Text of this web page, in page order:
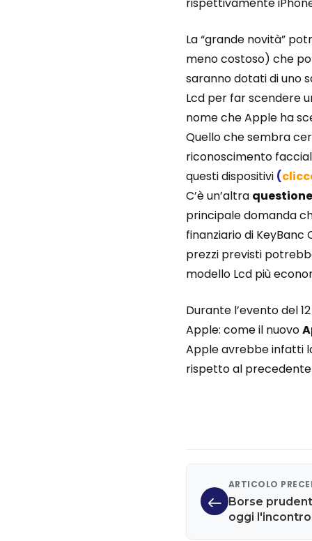
La “grande novità”
meno costoso) che
saranno dotati di uno
Lcd per far scendere
nome che Apple ha
Quello che sembra
riconoscimento
questi dispositivi (
C’è un’altra
principale domanda
finanziario di
prezzi previsti
modello Lcd più
Durante l’evento del
Apple: come il nuovo
Apple avrebbe infatti
rispetto al precedente
ARTICOLO
Borse
oggi l'incontro